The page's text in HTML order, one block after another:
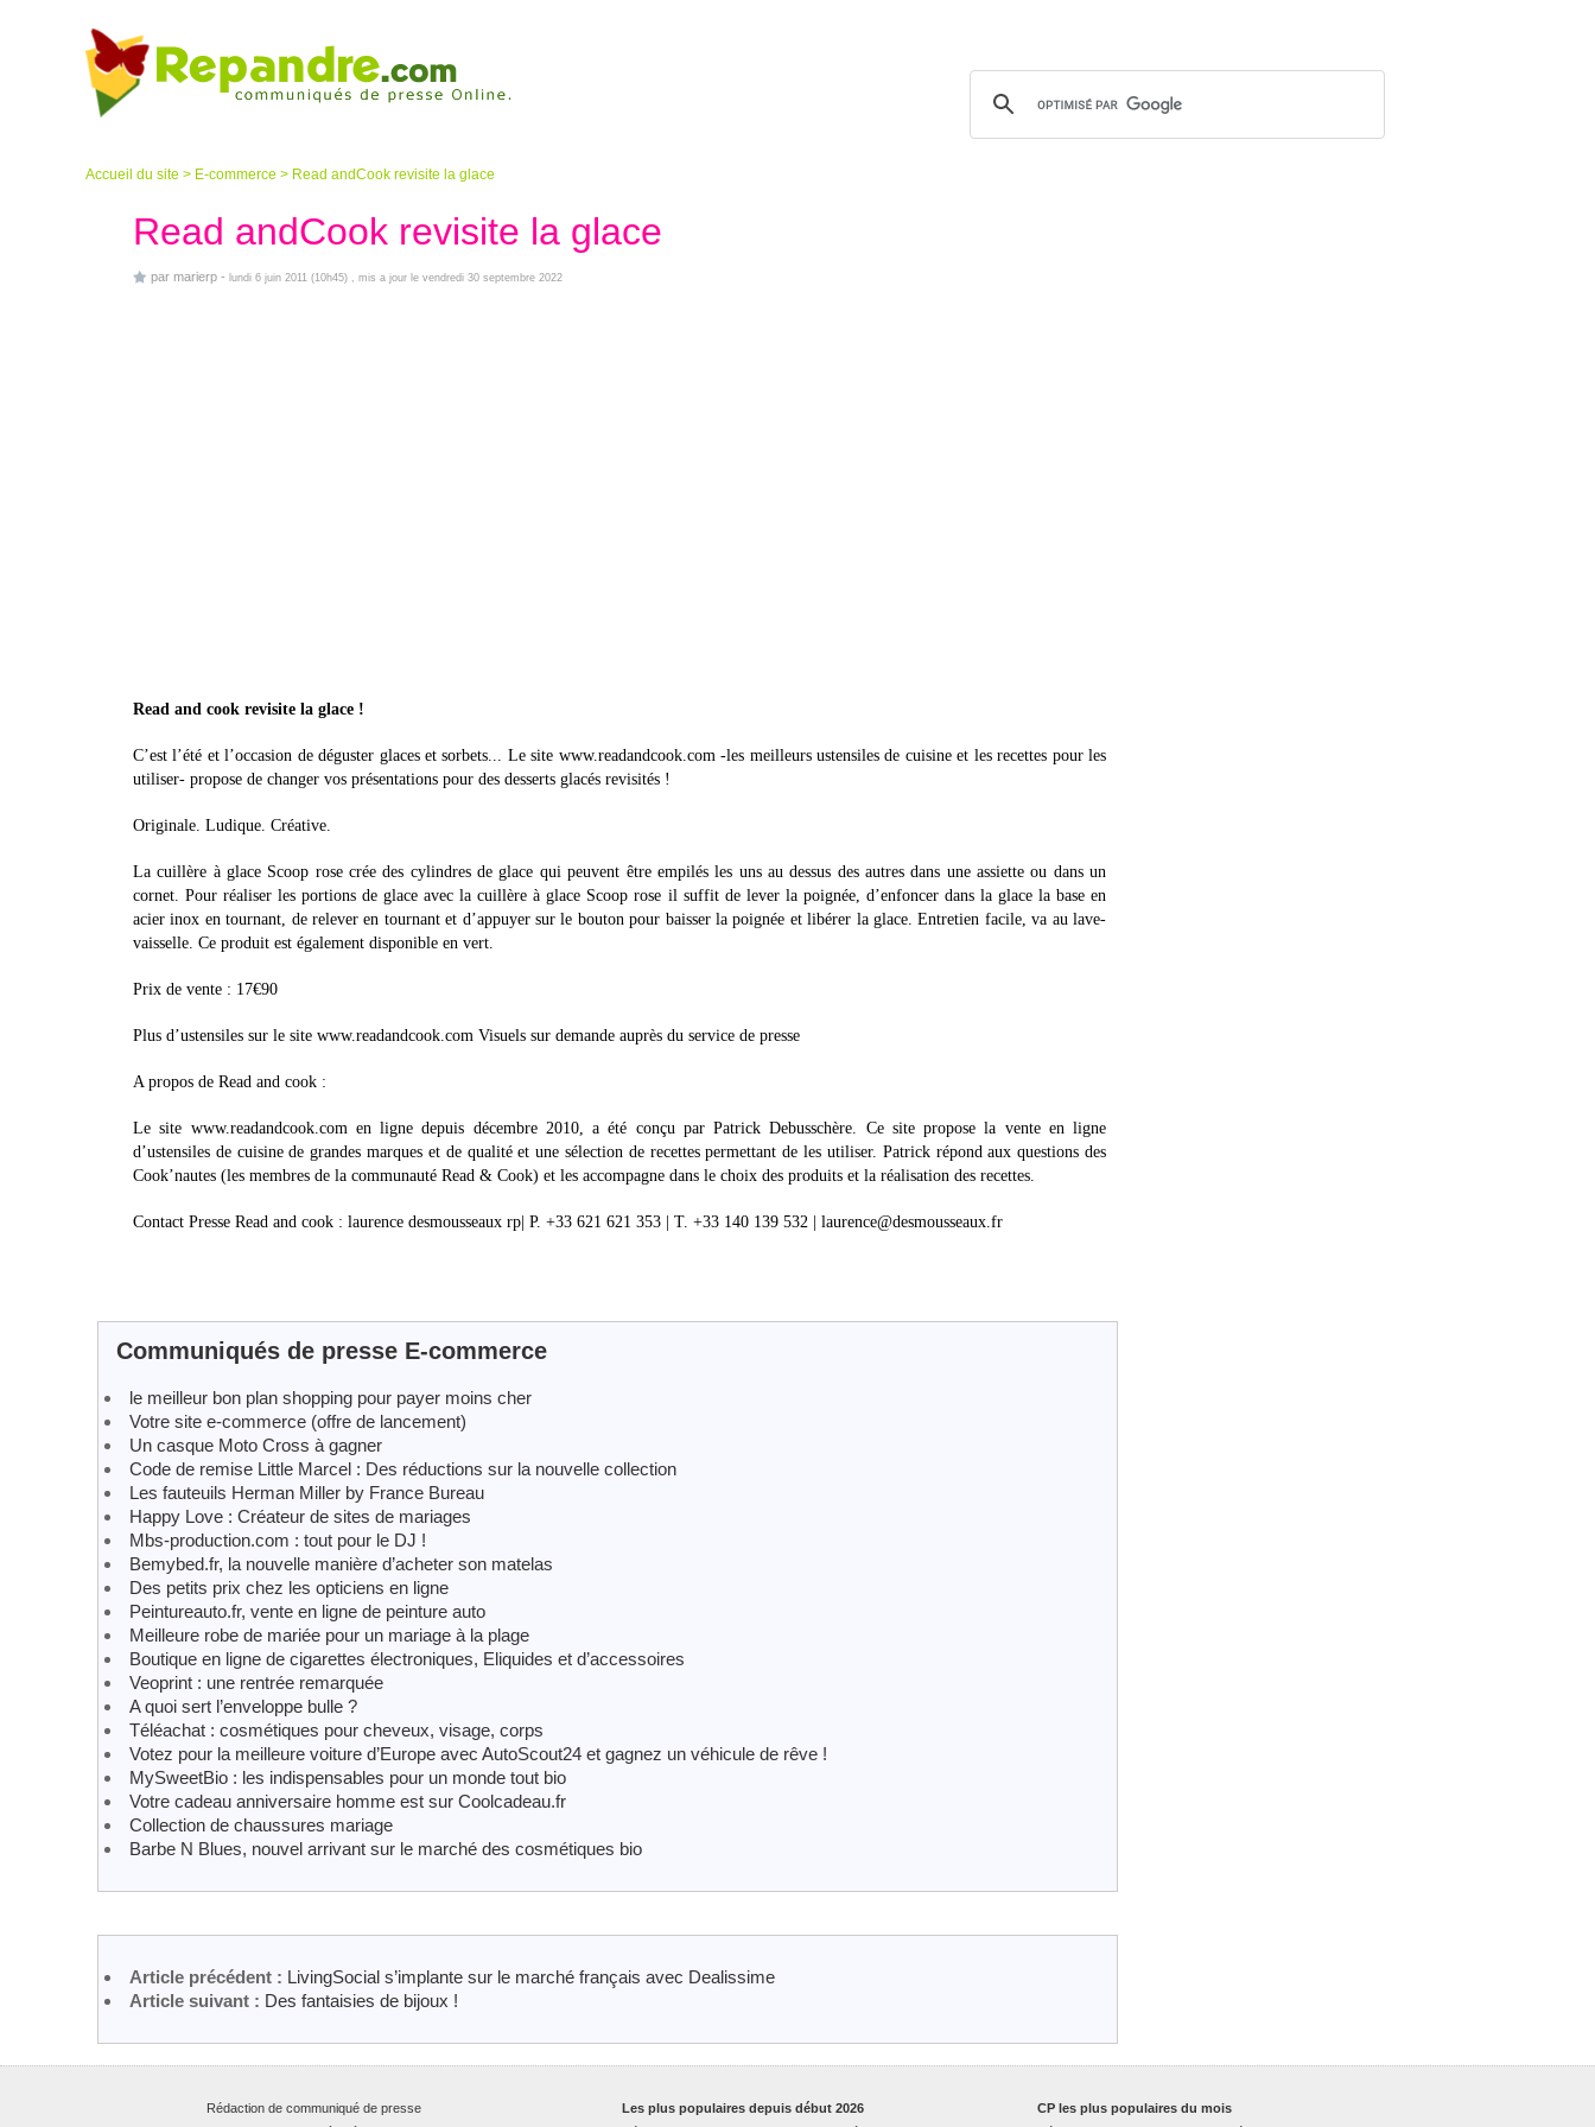
Accueil du site > E-commerce > Read andCook revisite la glace
Read andCook revisite la glace
par marierp - lundi 6 juin 2011 (10h45) , mis a jour le vendredi 30 septembre 2022
Read and cook revisite la glace !
C’est l’été et l’occasion de déguster glaces et sorbets... Le site www.readandcook.com -les meilleurs ustensiles de cuisine et les recettes pour les
utiliser- propose de changer vos présentations pour des desserts glacés revisités !
Originale. Ludique. Créative.
La cuillère à glace Scoop rose crée des cylindres de glace qui peuvent être empilés les uns au dessus des autres dans une assiette ou dans un
cornet. Pour réaliser les portions de glace avec la cuillère à glace Scoop rose il suffit de lever la poignée, d’enfoncer dans la glace la base en
acier inox en tournant, de relever en tournant et d’appuyer sur le bouton pour baisser la poignée et libérer la glace. Entretien facile, va au lave-
vaisselle. Ce produit est également disponible en vert.
Prix de vente : 17€90
Plus d’ustensiles sur le site www.readandcook.com Visuels sur demande auprès du service de presse
A propos de Read and cook :
Le site www.readandcook.com en ligne depuis décembre 2010, a été conçu par Patrick Debusschère. Ce site propose la vente en ligne
d’ustensiles de cuisine de grandes marques et de qualité et une sélection de recettes permettant de les utiliser. Patrick répond aux questions des
Cook’nautes (les membres de la communauté Read & Cook) et les accompagne dans le choix des produits et la réalisation des recettes.
Contact Presse Read and cook : laurence desmousseaux rp| P. +33 621 621 353 | T. +33 140 139 532 | laurence@desmousseaux.fr
Communiqués de presse E-commerce
le meilleur bon plan shopping pour payer moins cher
Votre site e-commerce (offre de lancement)
Un casque Moto Cross à gagner
Code de remise Little Marcel : Des réductions sur la nouvelle collection
Les fauteuils Herman Miller by France Bureau
Happy Love : Créateur de sites de mariages
Mbs-production.com : tout pour le DJ !
Bemybed.fr, la nouvelle manière d’acheter son matelas
Des petits prix chez les opticiens en ligne
Peintureauto.fr, vente en ligne de peinture auto
Meilleure robe de mariée pour un mariage à la plage
Boutique en ligne de cigarettes électroniques, Eliquides et d’accessoires
Veoprint : une rentrée remarquée
A quoi sert l’enveloppe bulle ?
Téléachat : cosmétiques pour cheveux, visage, corps
Votez pour la meilleure voiture d’Europe avec AutoScout24 et gagnez un véhicule de rêve !
MySweetBio : les indispensables pour un monde tout bio
Votre cadeau anniversaire homme est sur Coolcadeau.fr
Collection de chaussures mariage
Barbe N Blues, nouvel arrivant sur le marché des cosmétiques bio
Article précédent : LivingSocial s’implante sur le marché français avec Dealissime
Article suivant : Des fantaisies de bijoux !
Rédaction de communiqué de presse
CP les plus populaires du mois
Les plus populaires depuis début 2026